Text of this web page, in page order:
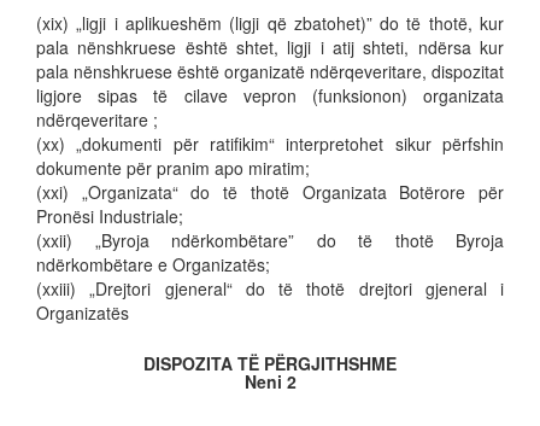
(xix) „ligji i aplikueshëm (ligji që zbatohet)” do të thotë, kur
pala nënshkruese është shtet, ligji i atij shteti, ndërsa kur
pala nënshkruese është organizatë ndërqeveritare, dispozitat
ligjore sipas të cilave vepron (funksionon) organizata
ndërqeveritare ;
(xx) „dokumenti për ratifikim“ interpretohet sikur përfshin
dokumente për pranim apo miratim;
(xxi) „Organizata“ do të thotë Organizata Botërore për
Pronësi Industriale;
(xxii) „Byroja ndërkombëtare” do të thotë Byroja
ndërkombëtare e Organizatës;
(xxiii) „Drejtori gjeneral“ do të thotë drejtori gjeneral i
Organizatës
DISPOZITA TË PËRGJITHSHME
Neni 2